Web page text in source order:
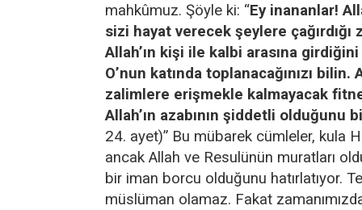
mahkûmuz. Şöyle ki: “Ey inananlar!
sizi hayat verecek şeylere çağırdığı
Allah’ın kişi ile kalbi arasına
O’nun katında toplanacağınızı bilin.
zalimlere erişmekle kalmayacak
Allah’ın azabının şiddetli olduğunu
24. ayet)” Bu mübarek cümleler, kula
ancak Allah ve Resulünün muratları
bir iman borcu olduğunu hatırlatıyor.
müslüman olamaz. Fakat